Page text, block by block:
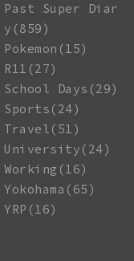
Past Super Diar
y(859)
Pokemon(15)
R11(27)
School Days(29)
Sports(24)
Travel(51)
University(24)
Working(16)
Yokohama(65)
YRP(16)